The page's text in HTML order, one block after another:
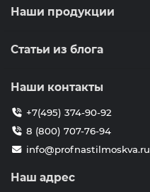
Наши продукции
Статьи из блога
Наши контакты
+7(495) 374-90-92
8 (800) 707-76-94
info@profnastilmoskva.ru
Наш адрес